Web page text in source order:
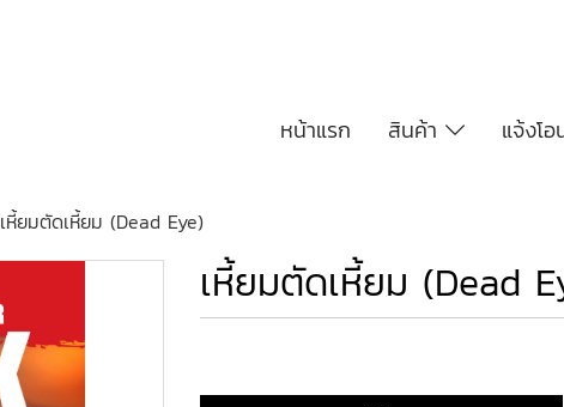
หน้าแรก สินค้า แจ้งโอ
เหี้ยมตัดเหี้ยม (Dead Eye)
เหี้ยมตัดเหี้ยม (Dead